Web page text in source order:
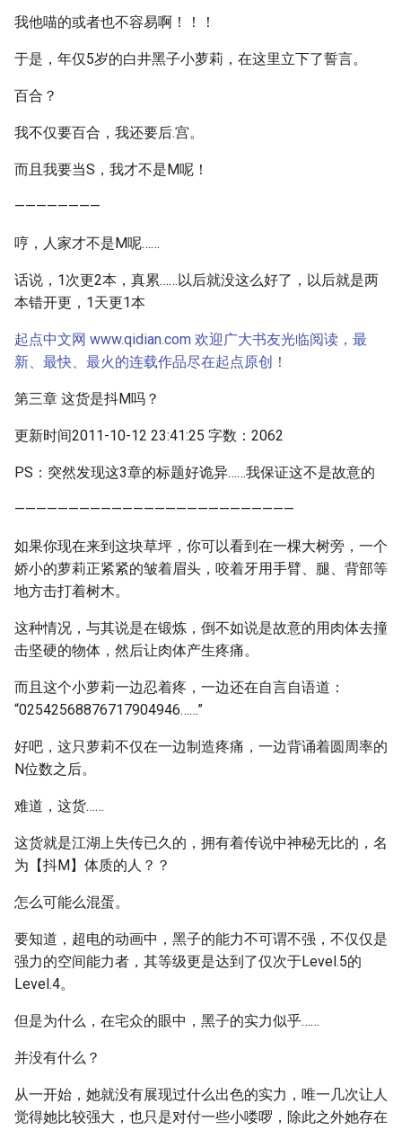
我他喵的或者也不容易啊！！！
于是，年仅5岁的白井黑子小萝莉，在这里立下了誓言。
百合？
我不仅要百合，我还要后.宫。
而且我要当S，我才不是M呢！
————————
哼，人家才不是M呢……
话说，1次更2本，真累……以后就没这么好了，以后就是两
本错开更，1天更1本
起点中文网 www.qidian.com 欢迎广大书友光临阅读，最
新、最快、最火的连载作品尽在起点原创！
第三章 这货是抖M吗？
更新时间2011-10-12 23:41:25 字数：2062
PS：突然发现这3章的标题好诡异……我保证这不是故意的
——————————————————————————
如果你现在来到这块草坪，你可以看到在一棵大树旁，一个
娇小的萝莉正紧紧的皱着眉头，咬着牙用手臂、腿、背部等
地方击打着树木。
这种情况，与其说是在锻炼，倒不如说是故意的用肉体去撞
击坚硬的物体，然后让肉体产生疼痛。
而且这个小萝莉一边忍着疼，一边还在自言自语道：
“02542568876717904946……”
好吧，这只萝莉不仅在一边制造疼痛，一边背诵着圆周率的
N位数之后。
难道，这货……
这货就是江湖上失传已久的，拥有着传说中神秘无比的，名
为【抖M】体质的人？？
怎么可能么混蛋。
要知道，超电的动画中，黑子的能力不可谓不强，不仅仅是
强力的空间能力者，其等级更是达到了仅次于Level.5的
Level.4。
但是为什么，在宅众的眼中，黑子的实力似乎……
并没有什么？
从一开始，她就没有展现过什么出色的实力，唯一几次让人
觉得她比较强大，也只是对付一些小喽啰，除此之外她存在